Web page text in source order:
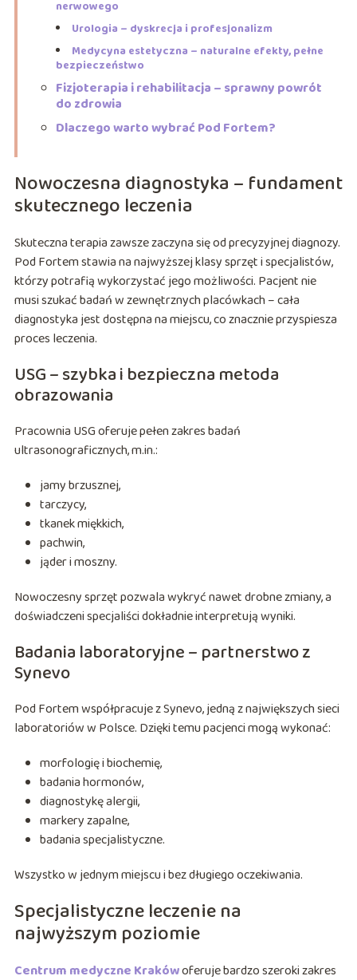
nerwowego
Urologia – dyskrecja i profesjonalizm
Medycyna estetyczna – naturalne efekty, pełne
bezpieczeństwo
Fizjoterapia i rehabilitacja – sprawny powrót
do zdrowia
Dlaczego warto wybrać Pod Fortem?
Nowoczesna diagnostyka – fundament
skutecznego leczenia
Skuteczna terapia zawsze zaczyna się od precyzyjnej diagnozy.
Pod Fortem stawia na najwyższej klasy sprzęt i specjalistów,
którzy potrafią wykorzystać jego możliwości. Pacjent nie
musi szukać badań w zewnętrznych placówkach – cała
diagnostyka jest dostępna na miejscu, co znacznie przyspiesza
proces leczenia.
USG – szybka i bezpieczna metoda
obrazowania
Pracownia USG oferuje pełen zakres badań
ultrasonograficznych, m.in.:
jamy brzusznej,
tarczycy,
tkanek miękkich,
pachwin,
jąder i moszny.
Nowoczesny sprzęt pozwala wykryć nawet drobne zmiany, a
doświadczeni specjaliści dokładnie interpretują wyniki.
Badania laboratoryjne – partnerstwo z
Synevo
Pod Fortem współpracuje z Synevo, jedną z największych sieci
laboratoriów w Polsce. Dzięki temu pacjenci mogą wykonać:
morfologię i biochemię,
badania hormonów,
diagnostykę alergii,
markery zapalne,
badania specjalistyczne.
Wszystko w jednym miejscu i bez długiego oczekiwania.
Specjalistyczne leczenie na
najwyższym poziomie
Centrum medyczne Krakówoferuje bardzo szeroki zakres